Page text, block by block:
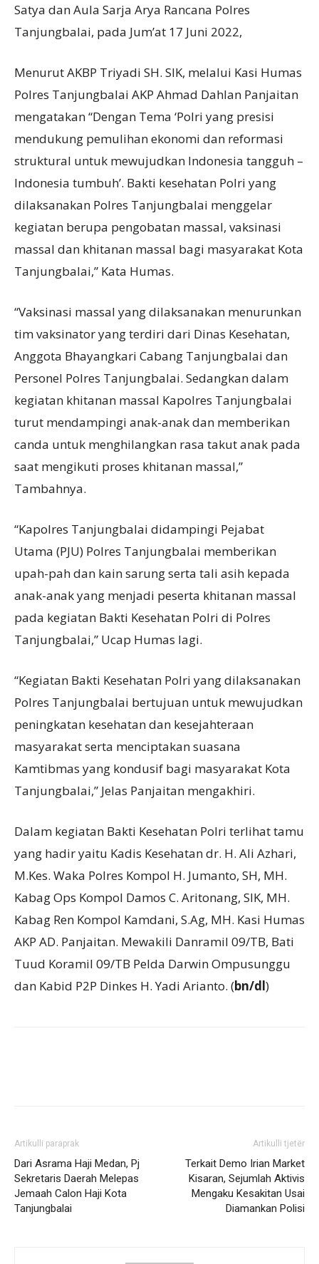
Satya dan Aula Sarja Arya Rancana Polres
Tanjungbalai, pada Jum’at 17 Juni 2022,
Menurut AKBP Triyadi SH. SIK, melalui Kasi Humas
Polres TanjungbaIai AKP Ahmad Dahlan Panjaitan
mengatakan “Dengan Tema ‘Polri yang presisi
mendukung pemulihan ekonomi dan reformasi
struktural untuk mewujudkan Indonesia tangguh –
Indonesia tumbuh’. Bakti kesehatan Polri yang
dilaksanakan Polres Tanjungbalai menggelar
kegiatan berupa pengobatan massal, vaksinasi
massal dan khitanan massal bagi masyarakat Kota
Tanjungbalai,” Kata Humas.
“Vaksinasi massal yang dilaksanakan menurunkan
tim vaksinator yang terdiri dari Dinas Kesehatan,
Anggota Bhayangkari Cabang Tanjungbalai dan
Personel Polres Tanjungbalai. Sedangkan dalam
kegiatan khitanan massal Kapolres Tanjungbalai
turut mendampingi anak-anak dan memberikan
canda untuk menghilangkan rasa takut anak pada
saat mengikuti proses khitanan massal,”
Tambahnya.
“Kapolres Tanjungbalai didampingi Pejabat
Utama (PJU) Polres Tanjungbalai memberikan
upah-pah dan kain sarung serta tali asih kepada
anak-anak yang menjadi peserta khitanan massal
pada kegiatan Bakti Kesehatan Polri di Polres
Tanjungbalai,” Ucap Humas lagi.
“Kegiatan Bakti Kesehatan Polri yang dilaksanakan
Polres Tanjungbalai bertujuan untuk mewujudkan
peningkatan kesehatan dan kesejahteraan
masyarakat serta menciptakan suasana
Kamtibmas yang kondusif bagi masyarakat Kota
Tanjungbalai,” Jelas Panjaitan mengakhiri.
Dalam kegiatan Bakti Kesehatan Polri terlihat tamu
yang hadir yaitu Kadis Kesehatan dr. H. Ali Azhari,
M.Kes. Waka Polres Kompol H. Jumanto, SH, MH.
Kabag Ops Kompol Damos C. Aritonang, SIK, MH.
Kabag Ren Kompol Kamdani, S.Ag, MH. Kasi Humas
AKP AD. Panjaitan. Mewakili Danramil 09/TB, Bati
Tuud Koramil 09/TB Pelda Darwin Ompusunggu
dan Kabid P2P Dinkes H. Yadi Arianto. (bn/dl)
Artikulli paraprak
Dari Asrama Haji Medan, Pj
Sekretaris Daerah Melepas
Jemaah Calon Haji Kota
Tanjungbalai
Artikulli tjetër
Terkait Demo Irian Market
Kisaran, Sejumlah Aktivis
Mengaku Kesakitan Usai
Diamankan Polisi